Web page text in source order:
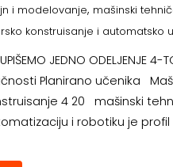
i modelovanje, mašinski
konstruisanje i automatsko
UPIŠEMO JEDNO
Planirano učenika
4 20 mašinski
i robotiku je